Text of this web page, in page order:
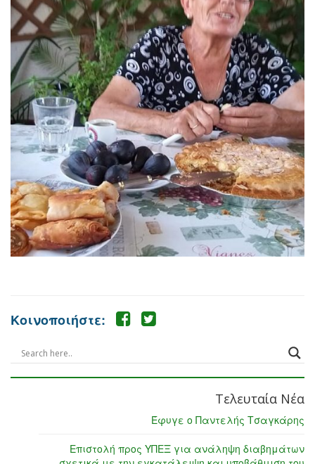
Κοινοποιήστε:
Τελευταία Νέα
Έφυγε ο Παντελής Τσαγκάρης
Επιστολή προς ΥΠΕΞ για ανάληψη διαβημάτων